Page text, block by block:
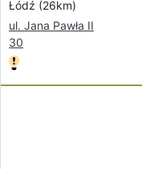
Łódź (26km)
ul. Jana Pawła II
30